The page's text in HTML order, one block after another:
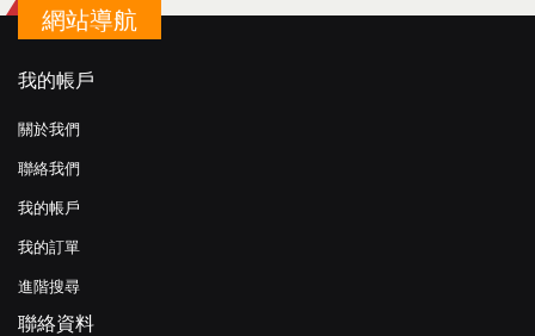
網站導航
我的帳戶
關於我們
聯絡我們
我的帳戶
我的訂單
進階搜尋
聯絡資料